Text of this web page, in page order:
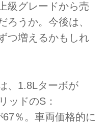
級グレードから売
ろうか。今後は、
つ増えるかもしれ
、1.8Lターボが
ッドのS：
％。車両価格的に